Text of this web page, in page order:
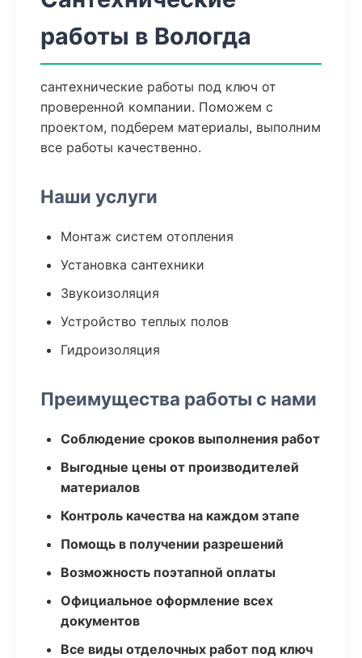
работы в Вологда
сантехнические работы под ключ от
проверенной компании. Поможем с
проектом, подберем материалы, выполним
все работы качественно.
Наши услуги
Монтаж систем отопления
Установка сантехники
Звукоизоляция
Устройство теплых полов
Гидроизоляция
Преимущества работы с нами
Соблюдение сроков выполнения работ
Выгодные цены от производителей
материалов
Контроль качества на каждом этапе
Помощь в получении разрешений
Возможность поэтапной оплаты
Официальное оформление всех
документов
Все виды отделочных работ под ключ